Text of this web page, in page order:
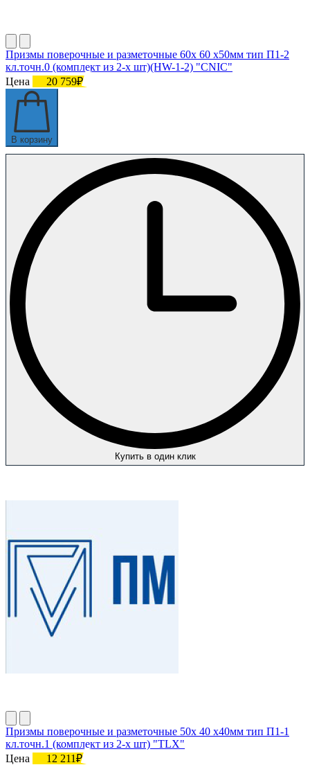
Призмы поверочные и разметочные 60х 60 х50мм тип П1-2
кл.точн.0 (комплект из 2-х шт)(HW-1-2) "CNIC"
Цена
20 759₽
В корзину
Купить в один клик
Призмы поверочные и разметочные 50х 40 х40мм тип П1-1
кл.точн.1 (комплект из 2-х шт) "TLX"
Цена
12 211₽